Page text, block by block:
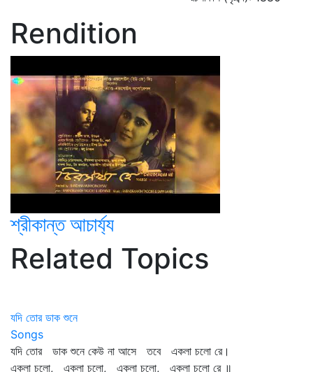
Rendition
শ্রীকান্ত আচার্য্য
Related Topics
যদি তোর ডাক শুনে
Songs
যদি তোর ডাক শুনে কেউ না আসে তবে একলা চলো রে।
একলা চলো, একলা চলো, একলা চলো, একলা চলো রে ॥